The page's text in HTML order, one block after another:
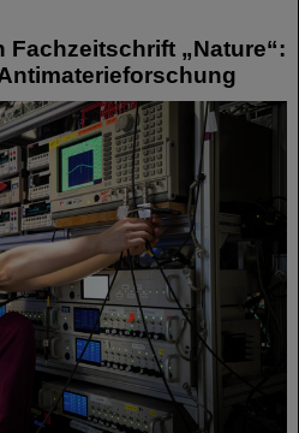
Fachzeitschrift „Nature“: